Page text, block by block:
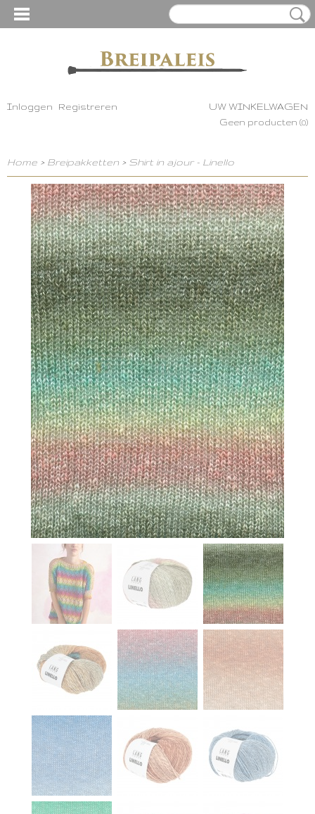
Inloggen Registreren UW WINKELWAGEN
Geen producten (0)
Home > Breipakketten > Shirt in ajour - Linello